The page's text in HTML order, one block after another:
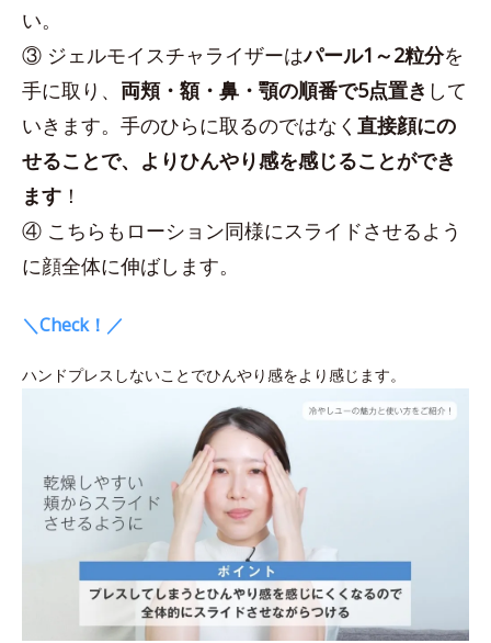
い。
③ ジェルモイスチャライザーはパール1～2粒分を
手に取り、 両頬・額・鼻・顎の順番で5点置き して
いきます。手のひらに取るのではなく 直接顔にの
せることで、よりひんやり感を感じることができ
ます ！
④ こちらもローション同様にスライドさせるよう
に顔全体に伸ばします。
＼Check！／
ハンドプレスしないことでひんやり感をより感じます。